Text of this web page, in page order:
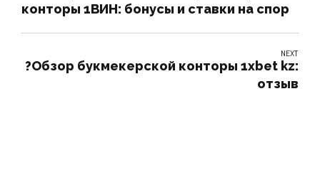
конторы 1ВИН: бонусы и ставки на спор
NEXT
?Обзор букмекерской конторы 1xbet kz:
отзыв